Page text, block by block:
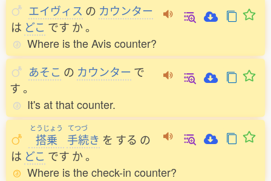
エイヴィス の カウンター
は どこ です か。
Where is the Avis counter?
あそこ の カウンター で
す。
It's at that counter.
とうじょう
搭乗
てつづ
手続き を する の
は どこ です か。
Where is the check-in counter?